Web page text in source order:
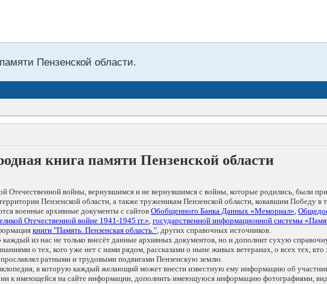
Пензенской области.
книга памяти Пензенской области
Отечественной войны, вернувшимся и не вернувшимся с войны, которые родились, были
Пензенской области, а также труженикам Пензенской области, ковавшим Победу в
военные архивные документы с сайтов Обобщенного Банка Данных «Мемориал»,
Отечественной войне 1941-1945 гг.», государственной информационной системы
книги "Память. Пензенская область.", других справочных источников.
каждый из нас не только внесёт данные архивных документов, но и дополнит сухую
о тех, кого уже нет с нами рядом, рассказами о ныне живых ветеранах, о всех тех,
ратными и трудовыми подвигами Пензенскую землю.
в которую каждый желающий может внести известную ему информацию об
к имеющейся на сайте информации, дополнить имеющуюся информацию фотографиями,